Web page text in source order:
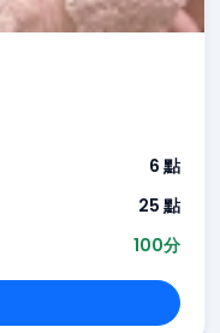
6 點
25 點
100分